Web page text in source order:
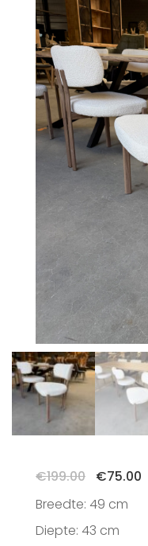
€199.00
was:
€199.00.
€75.00
Breedte: 49 cm
Diepte: 43 cm